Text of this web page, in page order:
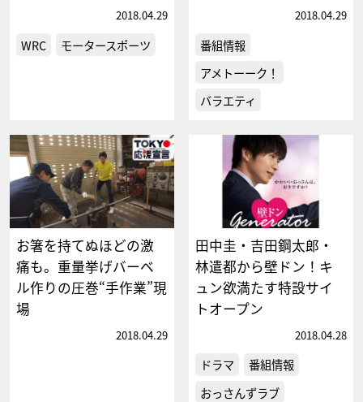
2018.04.29
WRC モータースポーツ
2018.04.29
番組情報
アメトーーク！
バラエティ
お箸を持てぬほどの激
痛も。重量挙げバーベ
ル作りの圧巻“手作業”現
場
2018.04.29
田中圭・吉田鋼太郎・
林遣都から壁ドン！キ
ュン欲満たす特設サイ
トオープン
2018.04.28
ドラマ
番組情報
おっさんずラブ